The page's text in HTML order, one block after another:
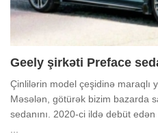
Geely şirkəti Preface
Çinlilərin model çeşidinə maraqlı
Məsələn, götürək bizim bazarda
sedanını. 2020-ci ildə debüt
...